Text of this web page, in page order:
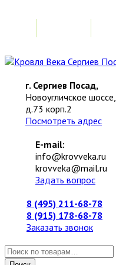
г. Сергиев Посад,
Новоугличское шоссе,
д.73 корп.2
Посмотреть адрес
E-mail:
info@krovveka.ru
krovveka@mail.ru
Задать вопрос
8 (495) 211-68-78
8 (915) 178-68-78
Заказать звонок
Искать: